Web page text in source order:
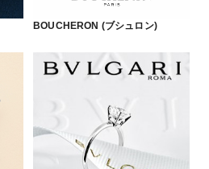
BOUCHERON (ブシュロン)